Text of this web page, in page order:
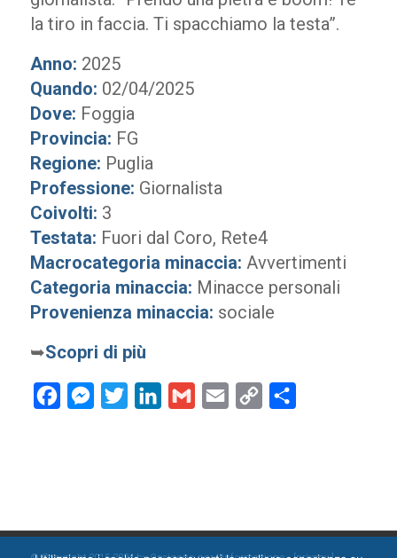
la tiro in faccia. Ti spacchiamo la testa”.
Anno: 2025
Quando: 02/04/2025
Dove: Foggia
Provincia: FG
Regione: Puglia
Professione: Giornalista
Coivolti: 3
Testata: Fuori dal Coro, Rete4
Macrocategoria minaccia: Avvertimenti
Categoria minaccia: Minacce personali
Provenienza minaccia: sociale
➥Scopri di più
FacebookMessenger
Twitter LinkedInGmail Email
Copy